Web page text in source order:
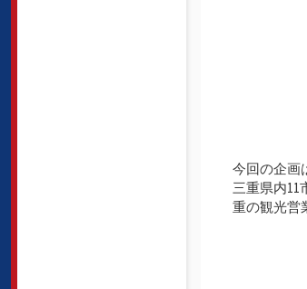
今回の企画
三重県内11
重の観光営